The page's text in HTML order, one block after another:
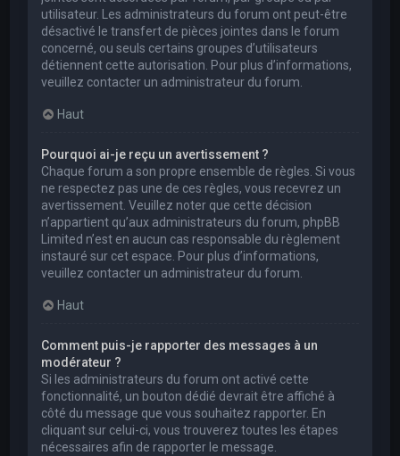
utilisateur. Les administrateurs du forum ont peut-être
désactivé le transfert de pièces jointes dans le forum
concerné, ou seuls certains groupes d’utilisateurs
détiennent cette autorisation. Pour plus d’informations,
veuillez contacter un administrateur du forum.
Haut
Pourquoi ai-je reçu un avertissement ?
Chaque forum a son propre ensemble de règles. Si vous
ne respectez pas une de ces règles, vous recevrez un
avertissement. Veuillez noter que cette décision
n’appartient qu’aux administrateurs du forum, phpBB
Limited n’est en aucun cas responsable du règlement
instauré sur cet espace. Pour plus d’informations,
veuillez contacter un administrateur du forum.
Haut
Comment puis-je rapporter des messages à un
modérateur ?
Si les administrateurs du forum ont activé cette
fonctionnalité, un bouton dédié devrait être affiché à
côté du message que vous souhaitez rapporter. En
cliquant sur celui-ci, vous trouverez toutes les étapes
nécessaires afin de rapporter le message.